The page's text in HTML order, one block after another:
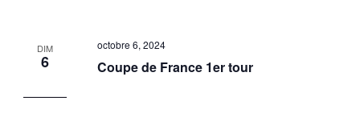
DIM
6 Coupe de France 1er tour
octobre 6, 2024